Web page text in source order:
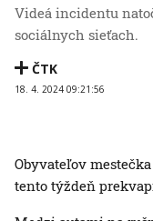
Videá incidentu
sociálnych sieťach.
ČTK
18. 4. 2024 09:21:56
Obyvateľov
tento týždeň